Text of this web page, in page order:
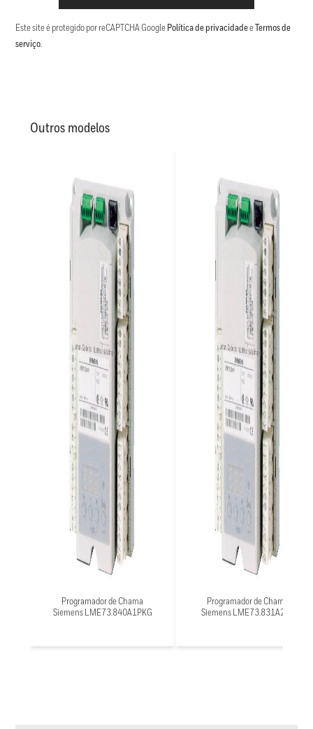
Este site é protegido por reCAPTCHA Google Política de privacidadee Termos de
serviço.
Outros modelos
Programador de Chama
Siemens LME73.840A1PKG
Programador de Chama
Siemens LME73.831A2BT